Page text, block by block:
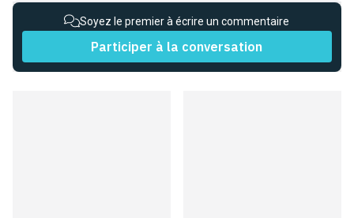
Soyez le premier à écrire un commentaire
Participer à la conversation